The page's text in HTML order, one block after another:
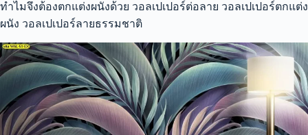
ทำไมจึงต้องตกแต่งผนังด้วย วอลเปเปอร์ต่อลาย วอลเปเปอร์ตกแต่ง
ผนัง วอลเปเปอร์ลายธรรมชาติ